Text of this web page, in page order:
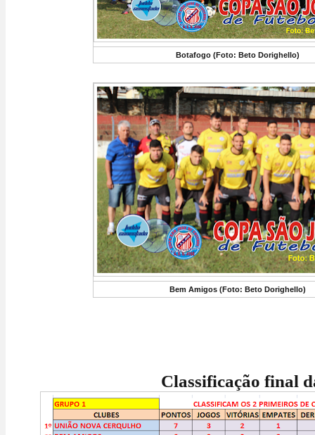
Botafogo (Foto: Beto Dorighello)
Bem Amigos (Foto: Beto Dorighello)
Classificação final da